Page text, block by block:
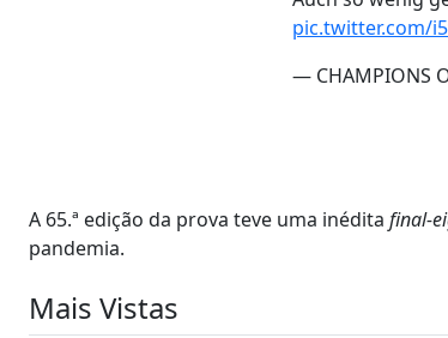
pic.twitter.com/
— CHAMPIONS
A 65.ª edição da prova teve uma inédita final-
pandemia.
Mais Vistas